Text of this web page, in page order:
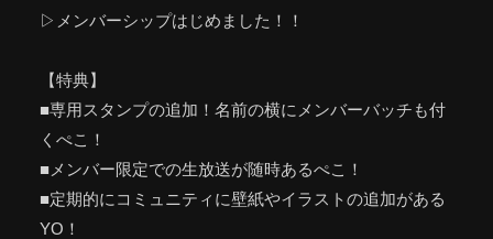
▷メンバーシップはじめました！！
【特典】
■専用スタンプの追加！名前の横にメンバーバッチも付
くぺこ！
■メンバー限定での生放送が随時あるぺこ！
■定期的にコミュニティに壁紙やイラストの追加がある
YO！